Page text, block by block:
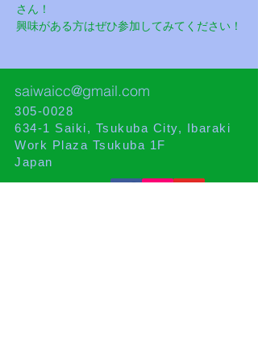
さん！
興味がある方はぜひ参加してみてください！
saiwaicc@gmail.com
305-0028
634-1 Saiki, Tsukuba City, Ibaraki
Work Plaza Tsukuba 1F
Japan